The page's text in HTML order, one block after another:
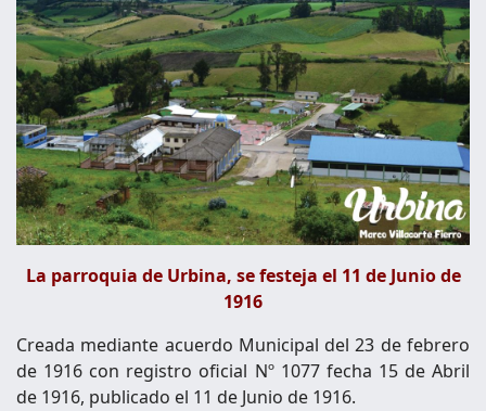
La parroquia de Urbina, se festeja el 11 de Junio de
1916
Creada mediante acuerdo Municipal del 23 de febrero
de 1916 con registro oficial Nº 1077 fecha 15 de Abril
de 1916, publicado el 11 de Junio de 1916.